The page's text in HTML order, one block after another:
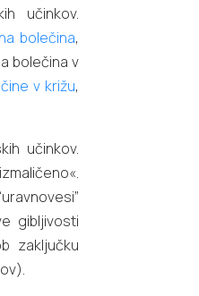
učinkov.
bolečina,
bolečina v
v križu,
učinkov.
gibljivosti
zaključku